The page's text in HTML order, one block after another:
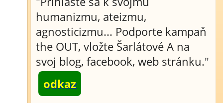
humanizmu, ateizmu,
agnosticizmu... Podporte kampaň
the OUT, vložte Šarlátové A na
svoj blog, facebook, web stránku."
odkaz